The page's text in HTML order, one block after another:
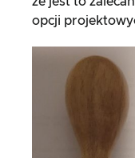
opcji